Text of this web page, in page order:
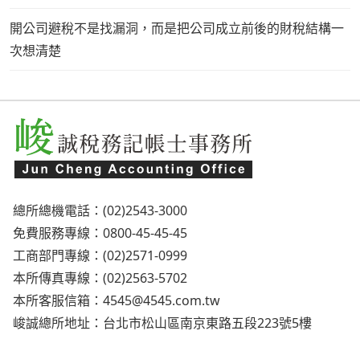
開公司避稅不是找漏洞，而是把公司成立前後的財稅結構一
次想清楚
總所總機電話：(02)2543-3000
免費服務專線：0800-45-45-45
工商部門專線：(02)2571-0999
本所傳真專線：(02)2563-5702
本所客服信箱： 4545@4545.com.tw
峻誠總所地址：台北市松山區南京東路五段223號5樓